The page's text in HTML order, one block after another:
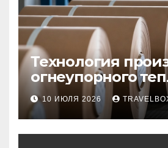
Технология
огнеупорного
картона из
волокна
10 ИЮЛЯ 2026